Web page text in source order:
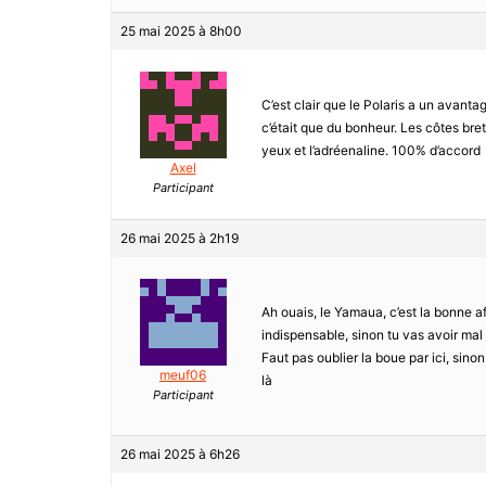
25 mai 2025 à 8h00
Axel
Participant
C’est clair que le Polaris a un
c’était que du bonheur. Les côtes
yeux et l’adréenaline. 100% d’accord
26 mai 2025 à 2h19
meuf06
Participant
Ah ouais, le Yamaua, c’est la bonne
indispensable, sinon tu vas avoir
Faut pas oublier la boue par ici,
là
26 mai 2025 à 6h26